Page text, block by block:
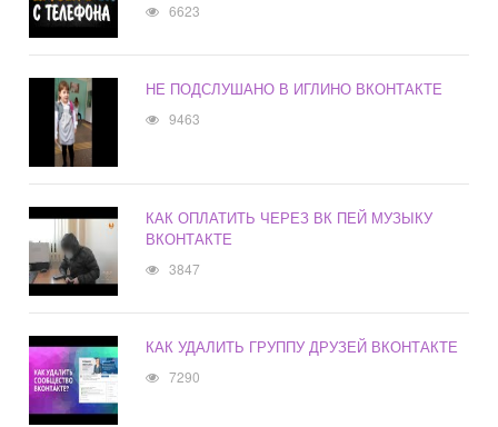
6623
НЕ ПОДСЛУШАНО В ИГЛИНО ВКОНТАКТЕ
9463
КАК ОПЛАТИТЬ ЧЕРЕЗ ВК ПЕЙ МУЗЫКУ
ВКОНТАКТЕ
3847
КАК УДАЛИТЬ ГРУППУ ДРУЗЕЙ ВКОНТАКТЕ
7290